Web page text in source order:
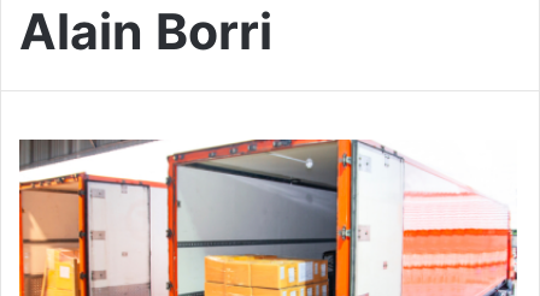
Alain Borri